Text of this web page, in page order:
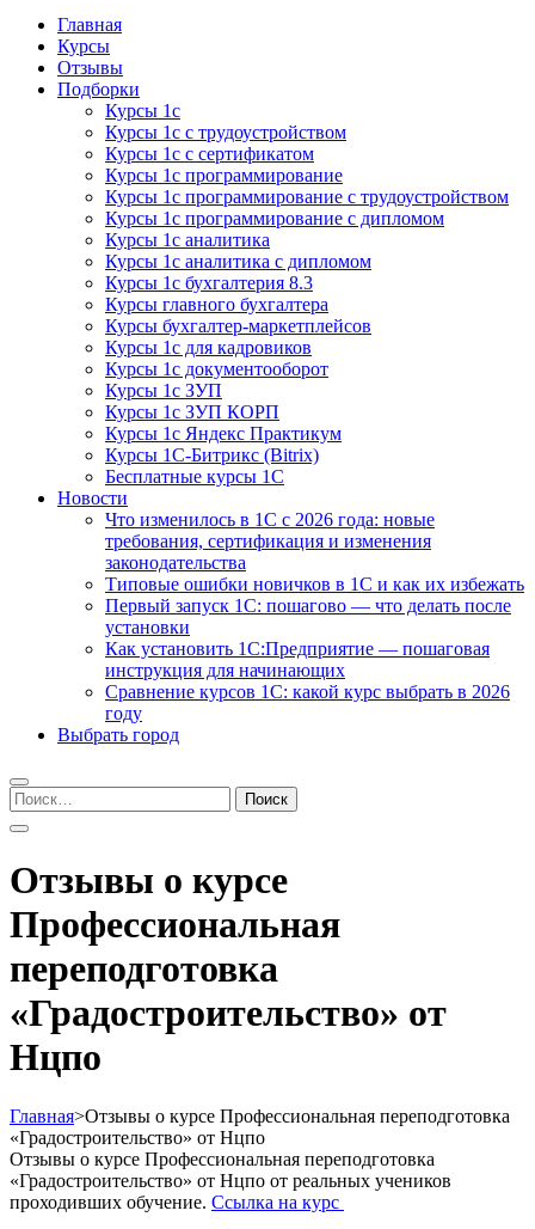
Курсы 1С
Курсы 1С официальная сертификация
Главная
Курсы
Отзывы
Подборки
Курсы 1с
Курсы 1с с трудоустройством
Курсы 1с с сертификатом
Курсы 1с программирование
Курсы 1с программирование с трудоустройством
Курсы 1с программирование с дипломом
Курсы 1с аналитика
Курсы 1с аналитика с дипломом
Курсы 1с бухгалтерия 8.3
Курсы главного бухгалтера
Курсы бухгалтер-маркетплейсов
Курсы 1с для кадровиков
Курсы 1с документооборот
Курсы 1с ЗУП
Курсы 1с ЗУП КОРП
Курсы 1с Яндекс Практикум
Курсы 1С-Битрикс (Bitrix)
Бесплатные курсы 1С
Новости
Что изменилось в 1С с 2026 года: новые
требования, сертификация и изменения
законодательства
Типовые ошибки новичков в 1С и как их избежать
Первый запуск 1С: пошагово — что делать после
установки
Как установить 1С:Предприятие — пошаговая
инструкция для начинающих
Сравнение курсов 1С: какой курс выбрать в 2026
году
Выбрать город
Найти:
Отзывы о курсе
Профессиональная
переподготовка
«Градостроительство» от
Нцпо
Главная>Отзывы о курсе Профессиональная переподготовка
«Градостроительство» от Нцпо
Отзывы о курсе Профессиональная переподготовка
«Градостроительство» от Нцпо от реальных учеников
проходивших обучение. Ссылка на курс